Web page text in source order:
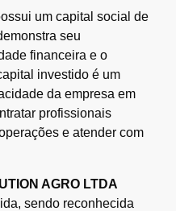
um capital social de
seu
financeira e o
investido é um
da empresa em
profissionais
e atender com
AGRO LTDA
sendo reconhecida